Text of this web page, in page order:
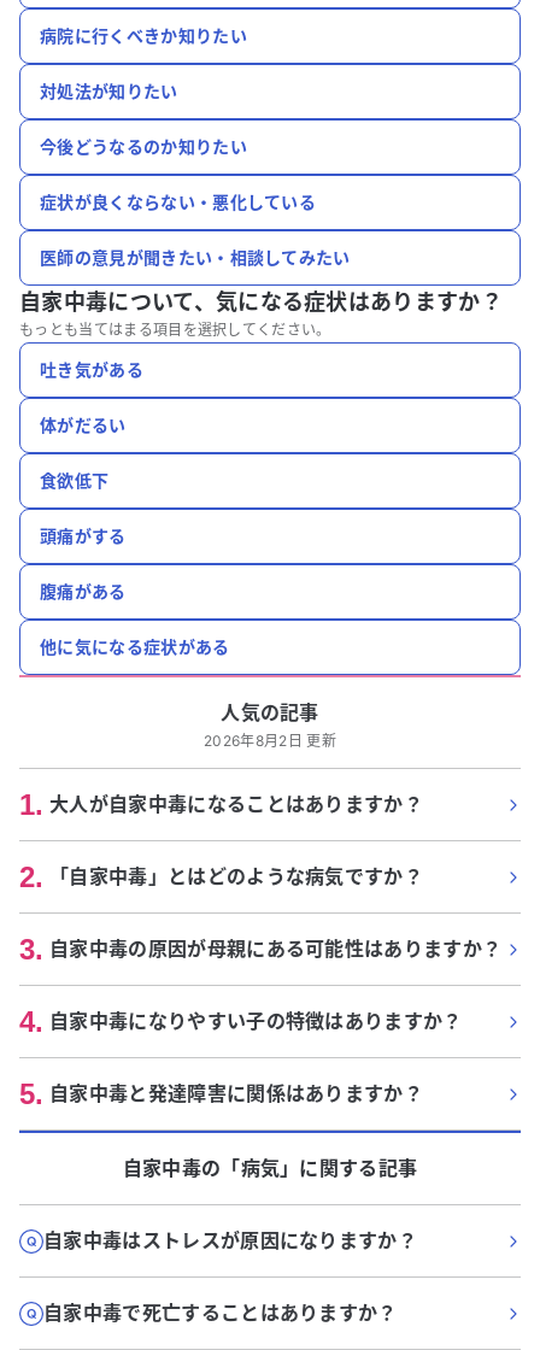
病院に行くべきか知りたい
対処法が知りたい
今後どうなるのか知りたい
症状が良くならない・悪化している
医師の意見が聞きたい・相談してみたい
自家中毒について、 気になる症状はありますか？
もっとも当てはまる項目を選択してください。
吐き気がある
体がだるい
食欲低下
頭痛がする
腹痛がある
他に気になる症状がある
人気の記事
2026年8月2日 更新
1. 大人が自家中毒になることはありますか？
2. 「自家中毒」とはどのような病気ですか？
3. 自家中毒の原因が母親にある可能性はありますか？
4. 自家中毒になりやすい子の特徴はありますか？
5. 自家中毒と発達障害に関係はありますか？
自家中毒の「病気」に関する記事
自家中毒はストレスが原因になりますか？
自家中毒で死亡することはありますか？